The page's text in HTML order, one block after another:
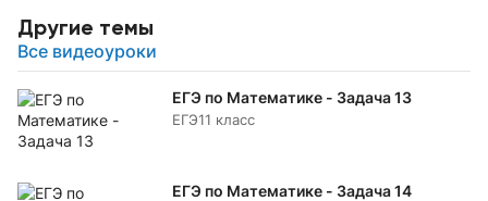
Другие темы
Все видеоуроки
ЕГЭ по Математике - Задача 13
ЕГЭ11 класс
ЕГЭ по Математике - Задача 14